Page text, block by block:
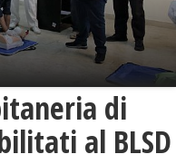
di
al BLSD